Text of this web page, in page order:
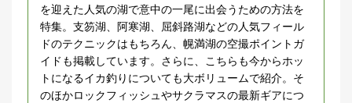
を迎えた人気の湖で意中の一尾に出会うための方法を
特集。支笏湖、阿寒湖、屈斜路湖などの人気フィール
ドのテクニックはもちろん、幌満湖の空撮ポイントガ
イドも掲載しています。さらに、こちらも今からホッ
トになるイカ釣りについても大ボリュームで紹介。そ
のほかロックフィッシュやサクラマスの最新ギアにつ